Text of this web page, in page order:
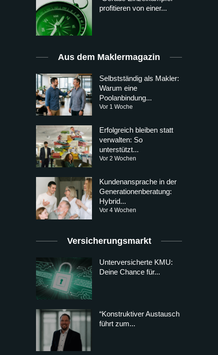
profitieren von einer...
Aus dem Maklermagazin
Selbstständig als Makler:
Warum eine
Poolanbindung...
Vor 1 Woche
Erfolgreich bleiben statt
verwalten: So
unterstützt...
Vor 2 Wochen
Kundenansprache in der
Generationenberatung:
Hybrid...
Vor 4 Wochen
Versicherungsmarkt
Unterversicherte KMU:
Deine Chance für...
“Konstruktiver Austausch
führt zum...